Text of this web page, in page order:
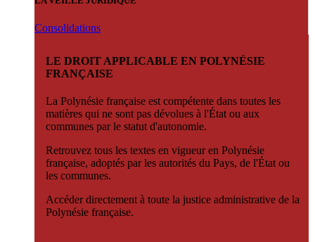
Consolidations
LE DROIT APPLICABLE EN POLYNÉSIE
FRANÇAISE
La Polynésie française est compétente dans toutes les
matières qui ne sont pas dévolues à l'État ou aux
communes par le statut d'autonomie.
Retrouvez tous les textes en vigueur en Polynésie
française, adoptés par les autorités du Pays, de l'État ou
les communes.
Accéder directement à toute la justice administrative de la
Polynésie française.